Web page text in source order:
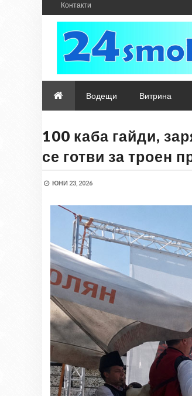
Контакти
Водещи Витрина
100 каба гайди,
се готви за троен
ЮНИ 23, 2026